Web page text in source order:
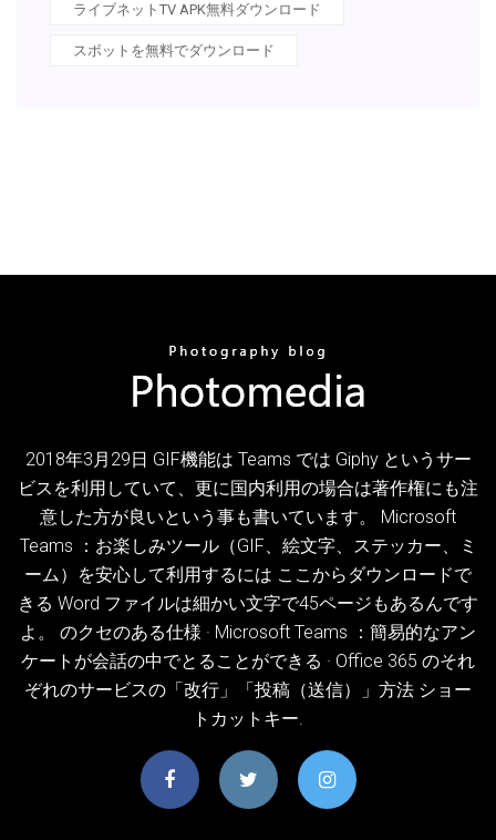
ライブネットTV APK無料ダウンロード
スボットを無料でダウンロード
2018年3月29日 GIF機能は Teams では Giphy というサー
ビスを利用していて、更に国内利用の場合は著作権にも注
意した方が良いという事も書いています。 Microsoft
Teams ：お楽しみツール（GIF、絵文字、ステッカー、ミ
ーム）を安心して利用するには ここからダウンロードで
きる Word ファイルは細かい文字で45ページもあるんです
よ。 のクセのある仕様 · Microsoft Teams ：簡易的なアン
ケートが会話の中でとることができる · Office 365 のそれ
ぞれのサービスの「改行」「投稿（送信）」方法 ショー
トカットキー.